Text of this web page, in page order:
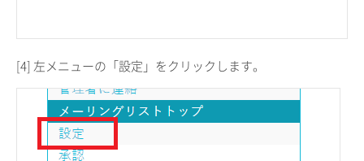
[4] 左メニューの「設定」をクリックします。